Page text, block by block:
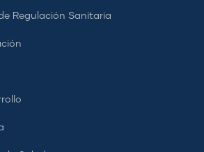
Regulación Sanitaria